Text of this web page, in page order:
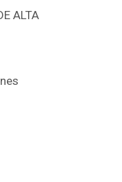
ALTA